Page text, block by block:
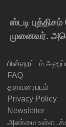
ஸ்டடி
முனைவர்.
பின்னூட்டம்
FAQ
தளவரைபடம்
Privacy Policy
Newsletter
அண்மை